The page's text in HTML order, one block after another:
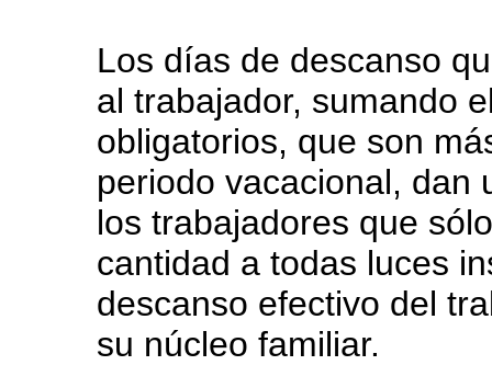
Los días de descanso
al trabajador, sumando
obligatorios, que son
periodo vacacional, dan
los trabajadores que
cantidad a todas luces
descanso efectivo del
su núcleo familiar.